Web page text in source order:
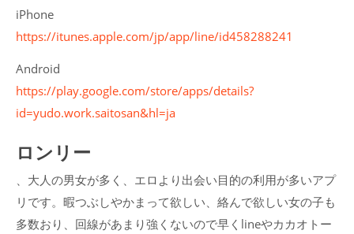
iPhone
https://itunes.apple.com/jp/app/line/id458288241
Android
https://play.google.com/store/apps/details?
id=yudo.work.saitosan&hl=ja
ロンリー
、大人の男女が多く、エロより出会い目的の利用が多いアプ
リです。暇つぶしやかまって欲しい、絡んで欲しい女の子も
多数おり、回線があまり強くないので早くlineやカカオトー